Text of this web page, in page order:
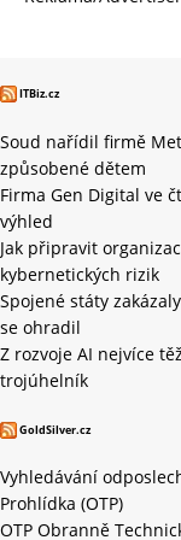
ITBiz.cz
Soud nařídil firmě
způsobené dětem
Firma Gen Digital ve
výhled
Jak připravit
kybernetických rizik
Spojené státy
se ohradil
Z rozvoje AI nejvíce
trojúhelník
GoldSilver.cz
Vyhledávání
Prohlídka (OTP)
OTP Obranně